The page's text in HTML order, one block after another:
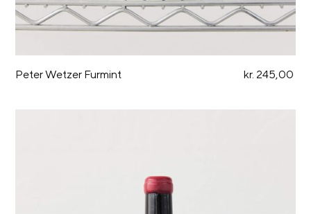
Peter Wetzer Furmint kr. 245,00